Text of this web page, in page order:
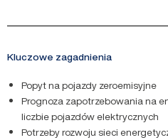
Kluczowe zagadnienia
Popyt na pojazdy zeroemisyjne
Prognoza zapotrzebowania na
liczbie pojazdów elektrycznych
Potrzeby rozwoju sieci